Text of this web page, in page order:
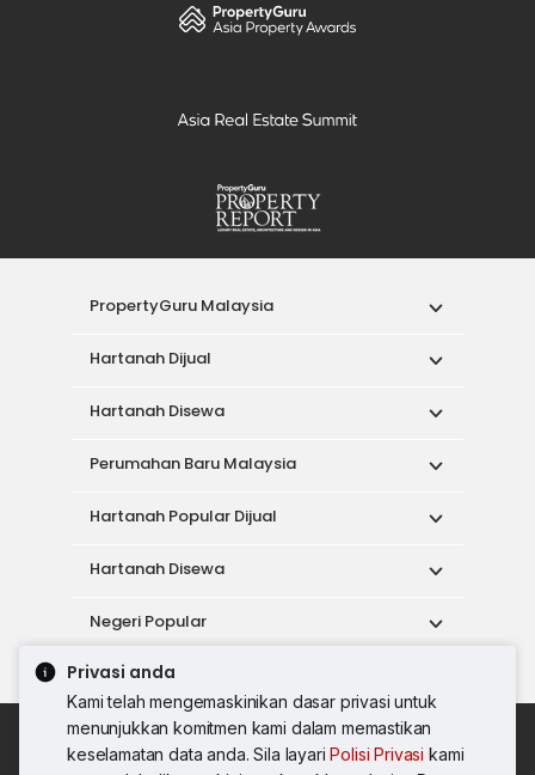
Privasi anda
Kami telah mengemaskinikan dasar privasi untuk
menunjukkan komitmen kami dalam memastikan
keselamatan data anda. Sila layariPolisi Privasi kami
PropertyGuru Malaysia
Hartanah Dijual
Hartanah Disewa
Perumahan Baru Malaysia
Hartanah Popular Dijual
Hartanah Disewa
Negeri Popular
Alat
Dasar Penggunaan
Syarat Perkhidmatan
Dasar Privasi